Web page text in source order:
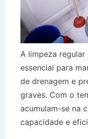
A limpeza
essencial para
de drenagem e
graves. Com o
acumulam-se na
capacidade e